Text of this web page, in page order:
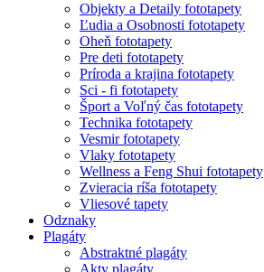
Objekty a Detaily fototapety
Ľudia a Osobnosti fototapety
Oheň fototapety
Pre deti fototapety
Príroda a krajina fototapety
Sci - fi fototapety
Šport a Voľný čas fototapety
Technika fototapety
Vesmir fototapety
Vlaky fototapety
Wellness a Feng Shui fototapety
Zvieracia ríša fototapety
Vliesové tapety
Odznaky
Plagáty
Abstraktné plagáty
Akty plagáty